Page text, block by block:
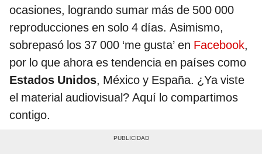
ocasiones, logrando sumar más de 500 000
reproducciones en solo 4 días. Asimismo,
sobrepasó los 37 000 ‘me gusta’ en Facebook,
por lo que ahora es tendencia en países como
Estados Unidos, México y España. ¿Ya viste
el material audiovisual? Aquí lo compartimos
contigo.